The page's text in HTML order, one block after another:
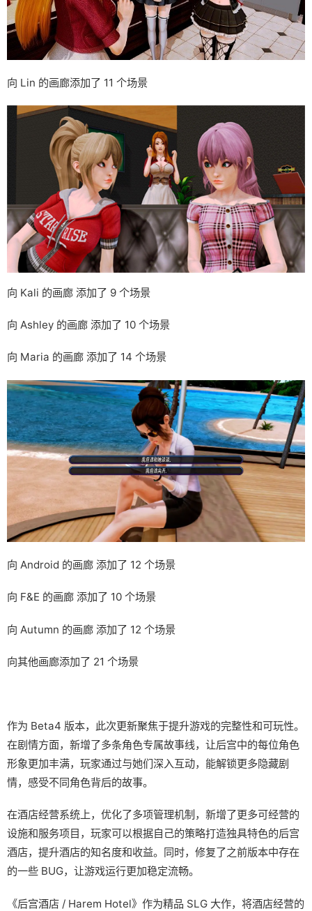
向 Lin 的画廊添加了 11 个场景
向 Kali 的画廊 添加了 9 个场景
向 Ashley 的画廊 添加了 10 个场景
向 Maria 的画廊 添加了 14 个场景
向 Android 的画廊 添加了 12 个场景
向 F&E 的画廊 添加了 10 个场景
向 Autumn 的画廊 添加了 12 个场景
向其他画廊添加了 21 个场景
作为 Beta4 版本，此次更新聚焦于提升游戏的完整性和可玩性。
在剧情方面，新增了多条角色专属故事线，让后宫中的每位角色
形象更加丰满，玩家通过与她们深入互动，能解锁更多隐藏剧
情，感受不同角色背后的故事。
在酒店经营系统上，优化了多项管理机制，新增了更多可经营的
设施和服务项目，玩家可以根据自己的策略打造独具特色的后宫
酒店，提升酒店的知名度和收益。同时，修复了之前版本中存在
的一些 BUG，让游戏运行更加稳定流畅。
《后宫酒店 / Harem Hotel》作为精品 SLG 大作，将酒店经营的